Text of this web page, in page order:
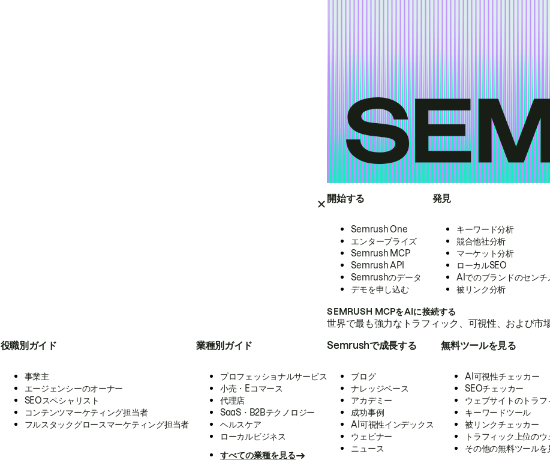
開始する
Semrush One
エンタープライズ
Semrush MCP
Semrush API
Semrushのデータ
デモを申し込む
発見
キーワード分析
競合他社分析
マーケット分析
ローカルSEO
AIでのブランドのセンチ
被リンク分析
SEMRUSH MCPをAIに接続する
世界で最も強力なトラフィック、可視性、および
役職別ガイド
事業主
エージェンシーのオーナー
SEOスペシャリスト
コンテンツマーケティング担当者
フルスタックグロースマーケティング担当者
業種別ガイド
プロフェッショナルサービス
小売・Eコマース
代理店
SaaS・B2Bテクノロジー
ヘルスケア
ローカルビジネス
すべての業種を見る
Semrushで成長する
ブログ
ナレッジベース
アカデミー
成功事例
AI可視性インデックス
ウェビナー
ニュース
無料ツールを見る
AI可視性チェッカー
SEOチェッカー
ウェブサイトのトラ
キーワードツール
被リンクチェッカー
トラフィック上位の
その他の無料ツールを